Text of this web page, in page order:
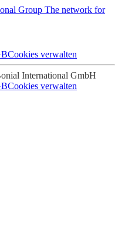
Group The network for
Cookies verwalten
International GmbH
Cookies verwalten